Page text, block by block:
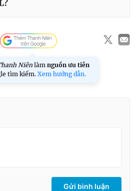
Niên làm nguồn ưu tiên
tìm kiếm. Xem hướng dẫn.
Gửi bình luận